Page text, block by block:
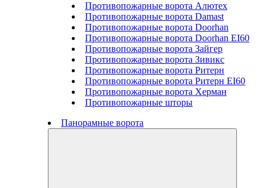
Противопожарные ворота Алютех
Противопожарные ворота Damast
Противопожарные ворота Doorhan
Противопожарные ворота Doorhan EI60
Противопожарные ворота Зайгер
Противопожарные ворота Зивикс
Противопожарные ворота Ритерн
Противопожарные ворота Ритерн EI60
Противопожарные ворота Херман
Противопожарные шторы
Панорамные ворота